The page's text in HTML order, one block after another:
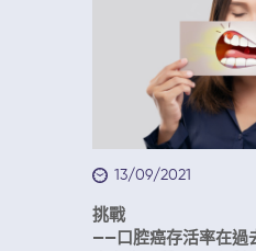
13/09/2021
挑戰
——口腔癌存活率在過